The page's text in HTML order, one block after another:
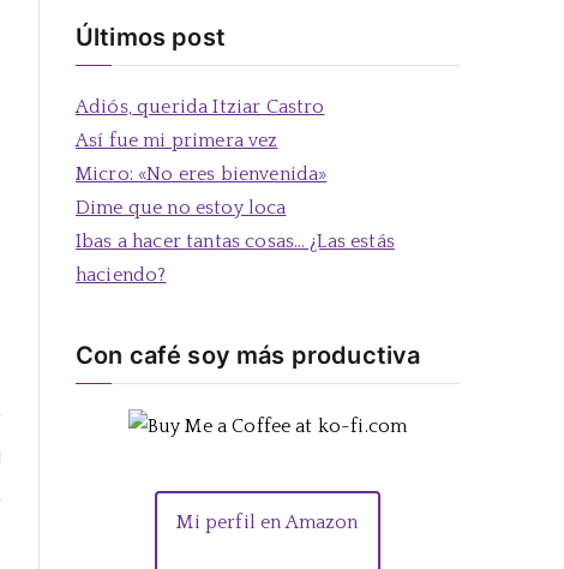
Últimos post
Adiós, querida Itziar Castro
Así fue mi primera vez
Micro: «No eres bienvenida»
Dime que no estoy loca
Ibas a hacer tantas cosas… ¿Las estás
haciendo?
Con café soy más productiva
Mi perfil en Amazon